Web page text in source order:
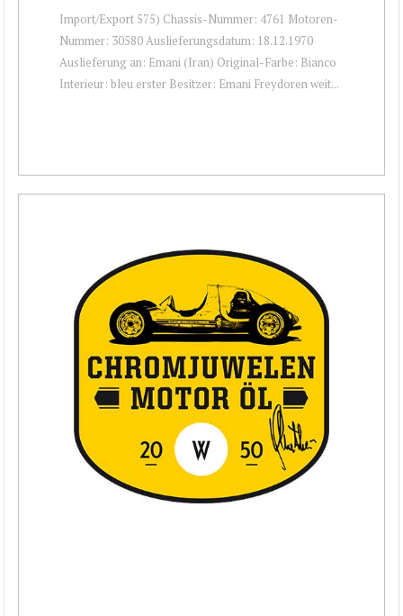
Import/Export 575) Chassis-Nummer: 4761 Motoren-
Nummer: 30580 Auslieferungsdatum: 18.12.1970
Auslieferung an: Emani (Iran) Original-Farbe: Bianco
Interieur: bleu erster Besitzer: Emani Freydoren weit...